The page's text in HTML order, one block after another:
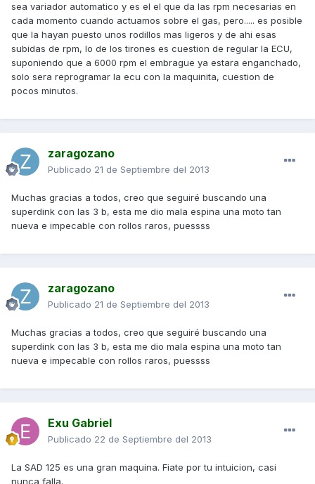
sea variador automatico y es el el que da las rpm necesarias en
cada momento cuando actuamos sobre el gas, pero..... es posible
que la hayan puesto unos rodillos mas ligeros y de ahi esas
subidas de rpm, lo de los tirones es cuestion de regular la ECU,
suponiendo que a 6000 rpm el embrague ya estara enganchado,
solo sera reprogramar la ecu con la maquinita, cuestion de
pocos minutos.
zaragozano
Publicado 21 de Septiembre del 2013
Muchas gracias a todos, creo que seguiré buscando una
superdink con las 3 b, esta me dio mala espina una moto tan
nueva e impecable con rollos raros, puessss
zaragozano
Publicado 21 de Septiembre del 2013
Muchas gracias a todos, creo que seguiré buscando una
superdink con las 3 b, esta me dio mala espina una moto tan
nueva e impecable con rollos raros, puessss
Exu Gabriel
Publicado 22 de Septiembre del 2013
La SAD 125 es una gran maquina. Fiate por tu intuicion, casi
nunca falla.